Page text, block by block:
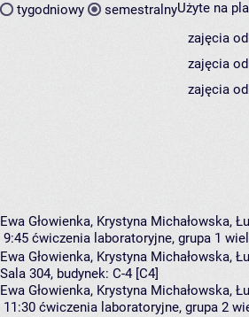
tygodniowy semestralnyUżyte na
zajęcia
zajęcia
zajęcia
Ewa Głowienka, Krystyna Michałowska,
9:45 ćwiczenia laboratoryjne, grupa 1
Ewa Głowienka, Krystyna Michałowska,
Sala 304, budynek: C-4 [C4]
Ewa Głowienka, Krystyna Michałowska,
11:30 ćwiczenia laboratoryjne, grupa 2